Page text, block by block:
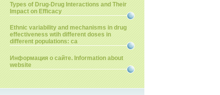
Types of Drug-Drug Interactions and Their
Impact on Efficacy
Ethnic variability and mechanisms in drug
effectiveness wtih different doses in
different populations: ca
Информация о сайте. Information about
website